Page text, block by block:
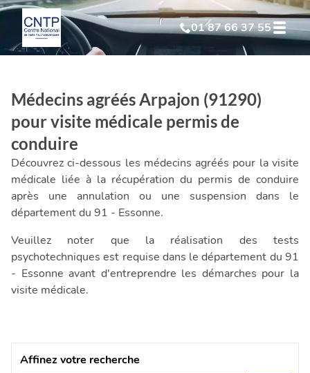
01 87 66 37 55
Test Psychotechnique suite à annulation
Test Psychotechnique
Test Psychotechniqueprofessionnel
Médecins agréés Arpajon (91290)
pour visite médicale permis de
conduire
Découvrez ci-dessous les médecins agréés pour la visite
médicale liée à la récupération du permis de conduire
après une annulation ou une suspension dans le
département du 91 - Essonne.
Veuillez noter que la réalisation des tests
psychotechniques est requise dans le département du 91
- Essonne avant d'entreprendre les démarches pour la
visite médicale.
Affinez votre recherche